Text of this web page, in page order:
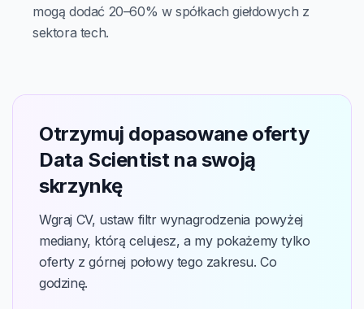
mogą dodać 20–60% w spółkach giełdowych z
sektora tech.
Otrzymuj dopasowane oferty
Data Scientist na swoją
skrzynkę
Wgraj CV, ustaw filtr wynagrodzenia powyżej
mediany, którą celujesz, a my pokażemy tylko
oferty z górnej połowy tego zakresu. Co
godzinę.